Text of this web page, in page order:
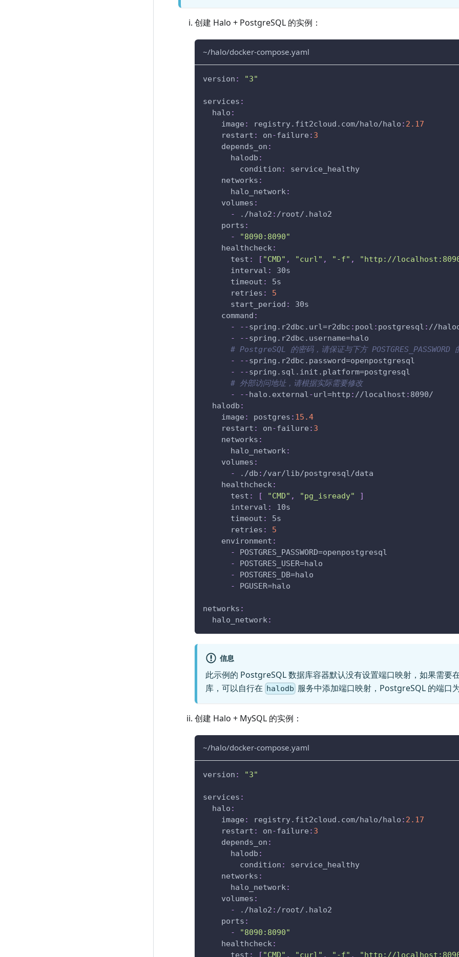
创建 Halo + PostgreSQL 的实例：
~/halo/docker-compose.yaml
version : "3"
services :
halo :
image : registry.fit2cloud.com/halo/halo : 2.17
restart : on-failure : 3
depends_on :
halodb :
condition :
service_healthy
networks :
halo_network:
volumes :
-
./halo2 : /root/.halo2
ports :
-
"8090:8090"
healthcheck:
test : [ "CMD" , "curl" , "-f" , "http://
interval :
30s
timeout :
5s
retries :
5
start_period :
30s
command :
-
- -spring.r2dbc.url=r2dbc : pool : postgresql : //
-
- -spring.r2dbc.username=halo
# PostgreSQL 的密码，请保证与下方 POSTGRES_PASSWORD
-
- -spring.r2dbc.password=openpostgresql
-
- -spring.sql.init.platform=postgresql
# 外部访问地址，请根据实际需要修改
-
- - halo.external-url=http : //localhost : 8090/
halodb :
image : postgres : 15.4
restart : on-failure : 3
networks :
halo_network:
volumes :
-
./db : /var/lib/postgresql/data
healthcheck:
test : [ "CMD" , "pg_isready"
]
interval :
10s
timeout :
5s
retries :
5
environment :
-
POSTGRES_PASSWORD=openpostgresql
-
POSTGRES_USER=halo
-
POSTGRES_DB=halo
-
PGUSER=halo
networks :
  halo_network
:
信息
此示例的 PostgreSQL 数据库容器默认没有设置端口映射，如果需要
库，可以自行在 halodb 服务中添加端口映射，PostgreSQL 的端口
创建 Halo + MySQL 的实例：
~/halo/docker-compose.yaml
version : "3"
services :
halo :
image : registry.fit2cloud.com/halo/halo : 2.17
restart : on-failure : 3
depends_on :
halodb :
condition :
service_healthy
networks :
halo_network:
volumes :
-
./halo2 : /root/.halo2
ports :
-
"8090:8090"
healthcheck:
test : [ "CMD" , "curl" , "-f" , "http://